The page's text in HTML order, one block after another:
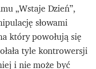
„Wstaje Dzień”,
słowami
który powołują się
tyle kontrowersji
i nie może być